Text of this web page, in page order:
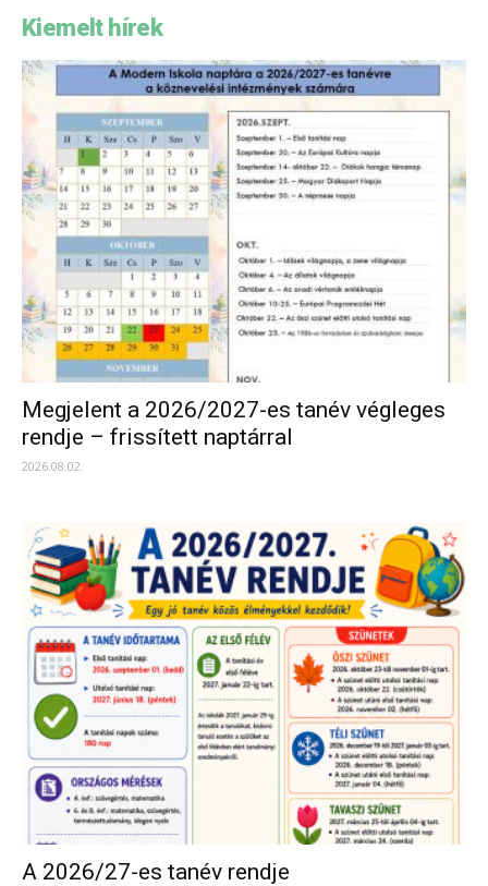
Kiemelt hírek
Megjelent a 2026/2027-es tanév végleges
rendje – frissített naptárral
2026.08.02.
A 2026/27-es tanév rendje